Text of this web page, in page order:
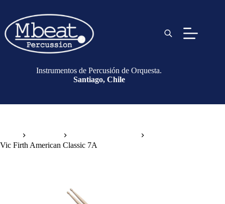
Instrumentos de Percusión de Orquesta.
Santiago, Chile
Vic Firth American Classic 7A